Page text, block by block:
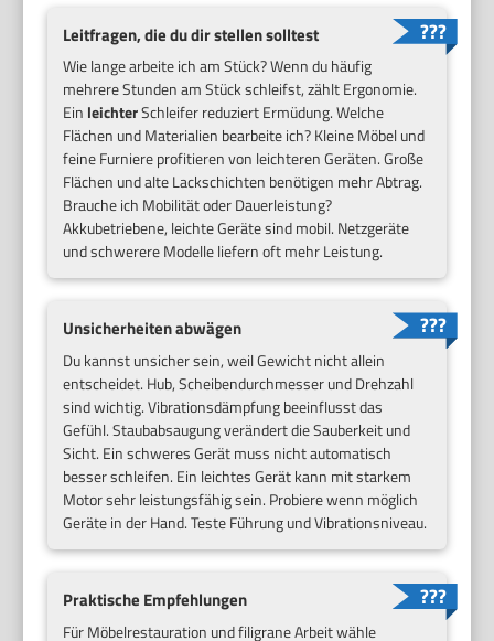
Leitfragen, die du dir stellen solltest
Wie lange arbeite ich am Stück? Wenn du häufig
mehrere Stunden am Stück schleifst, zählt Ergonomie.
Ein leichterSchleifer reduziert Ermüdung. Welche
Flächen und Materialien bearbeite ich? Kleine Möbel und
feine Furniere profitieren von leichteren Geräten. Große
Flächen und alte Lackschichten benötigen mehr Abtrag.
Brauche ich Mobilität oder Dauerleistung?
Akkubetriebene, leichte Geräte sind mobil. Netzgeräte
und schwerere Modelle liefern oft mehr Leistung.
Unsicherheiten abwägen
Du kannst unsicher sein, weil Gewicht nicht allein
entscheidet. Hub, Scheibendurchmesser und Drehzahl
sind wichtig. Vibrationsdämpfung beeinflusst das
Gefühl. Staubabsaugung verändert die Sauberkeit und
Sicht. Ein schweres Gerät muss nicht automatisch
besser schleifen. Ein leichtes Gerät kann mit starkem
Motor sehr leistungsfähig sein. Probiere wenn möglich
Geräte in der Hand. Teste Führung und Vibrationsniveau.
Praktische Empfehlungen
Für Möbelrestauration und filigrane Arbeit wähle